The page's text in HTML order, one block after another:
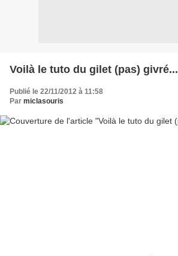
Voilà le tuto du gilet (pas) givré...
Publié le 22/11/2012 à 11:58
Par miclasouris